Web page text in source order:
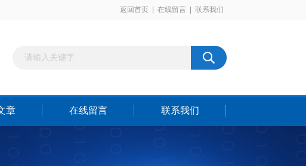
返回首页 在线留言 联系我们
章 在线留言 联系我们